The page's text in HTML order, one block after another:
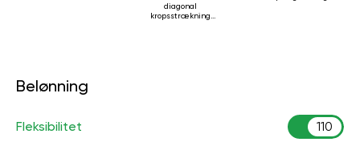
diagonal
kropsstrækning
Belønning
Fleksibilitet 110